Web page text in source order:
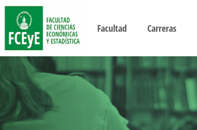
Facultad Carreras